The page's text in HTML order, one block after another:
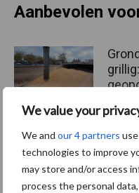
We value your
We and our 4 partners
technologies to improve
may store and/or access
process the personal
Aanbevolen
De